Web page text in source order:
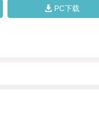
PC下载